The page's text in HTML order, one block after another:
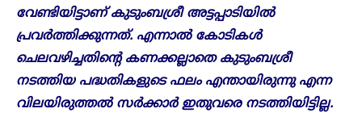
വേണ്ടിയിട്ടാണ് കുടുംബശ്രീ അട്ടപ്പാടിയിൽ
പ്രവർത്തിക്കുന്നത്. എന്നാൽ കോടികൾ
ചെലവഴിച്ചതിന്റെ കണക്കല്ലാതെ കുടുംബശ്രീ
നടത്തിയ പദ്ധതികളുടെ ഫലം എന്തായിരുന്നു എന്ന
വിലയിരുത്തൽ സ‍‍ർക്കാർ ഇതുവരെ നടത്തിയിട്ടില്ല.